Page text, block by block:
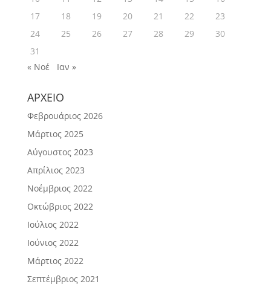
17
18 19 20 21 22
23
24
25 26 27 28 29
30
31
« Νοέ
Ιαν »
ΑΡΧΕΙΟ
Φεβρουάριος 2026
Μάρτιος 2025
Αύγουστος 2023
Απρίλιος 2023
Νοέμβριος 2022
Οκτώβριος 2022
Ιούλιος 2022
Ιούνιος 2022
Μάρτιος 2022
Σεπτέμβριος 2021